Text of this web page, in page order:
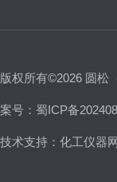
版权所有©2026 圆松
案号：蜀ICP备
技术支持： 化工仪器网